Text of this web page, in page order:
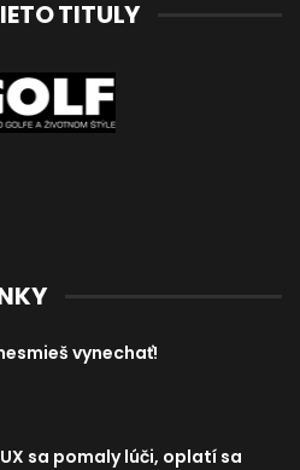
TITULY
vynechať!
UX sa pomaly lúči, oplatí sa